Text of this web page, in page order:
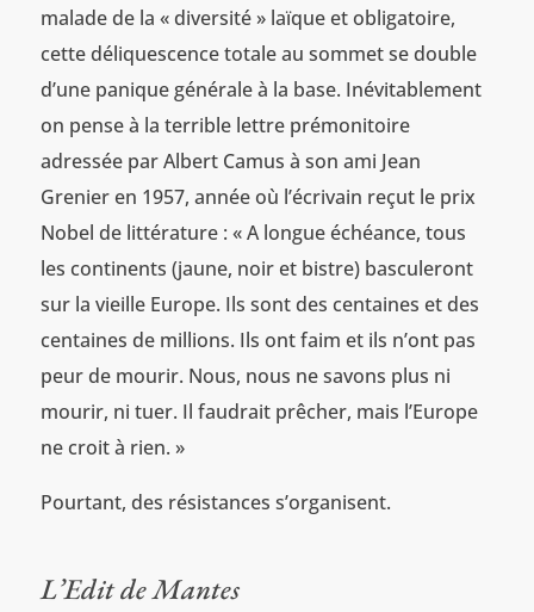
malade de la « diversité » laïque et obligatoire,
cette déliquescence totale au sommet se double
d’une panique générale à la base. Inévitablement
on pense à la terrible lettre prémonitoire
adressée par Albert Camus à son ami Jean
Grenier en 1957, année où l’écrivain reçut le prix
Nobel de littérature : « A longue échéance, tous
les continents (jaune, noir et bistre) basculeront
sur la vieille Europe. Ils sont des centaines et des
centaines de millions. Ils ont faim et ils n’ont pas
peur de mourir. Nous, nous ne savons plus ni
mourir, ni tuer. Il faudrait prêcher, mais l’Europe
ne croit à rien. »
Pourtant, des résistances s’organisent.
L’Edit de Mantes